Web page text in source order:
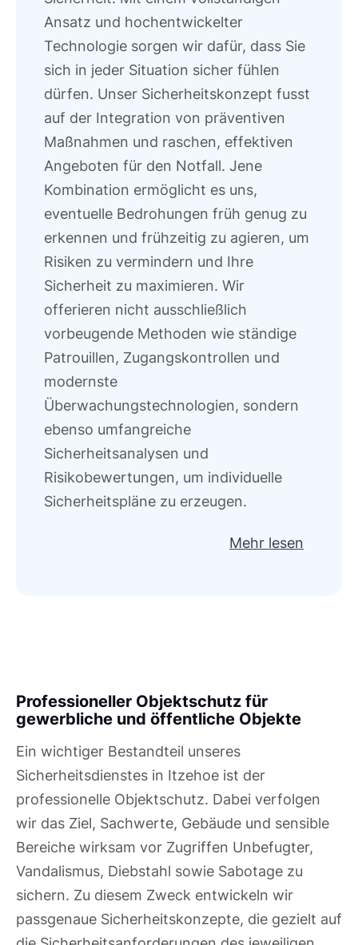
Ansatz und hochentwickelter
Technologie sorgen wir dafür, dass Sie
sich in jeder Situation sicher fühlen
dürfen. Unser Sicherheitskonzept fusst
auf der Integration von präventiven
Maßnahmen und raschen, effektiven
Angeboten für den Notfall. Jene
Kombination ermöglicht es uns,
eventuelle Bedrohungen früh genug zu
erkennen und frühzeitig zu agieren, um
Risiken zu vermindern und Ihre
Sicherheit zu maximieren. Wir
offerieren nicht ausschließlich
vorbeugende Methoden wie ständige
Patrouillen, Zugangskontrollen und
modernste
Überwachungstechnologien, sondern
ebenso umfangreiche
Sicherheitsanalysen und
Risikobewertungen, um individuelle
Sicherheitspläne zu erzeugen.
Mehr lesen
Professioneller Objektschutz für
gewerbliche und öffentliche Objekte
Ein wichtiger Bestandteil unseres
Sicherheitsdienstes in Itzehoe ist der
professionelle Objektschutz. Dabei verfolgen
wir das Ziel, Sachwerte, Gebäude und sensible
Bereiche wirksam vor Zugriffen Unbefugter,
Vandalismus, Diebstahl sowie Sabotage zu
sichern. Zu diesem Zweck entwickeln wir
passgenaue Sicherheitskonzepte, die gezielt auf